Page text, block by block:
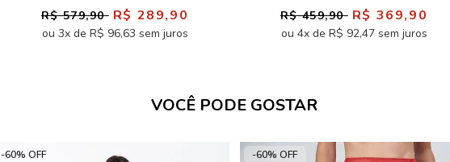
R$ 579,90 R$ 289,90
ou 3x de R$ 96,63 sem juros
R$ 459,90 R$ 369,90
ou 4x de R$ 92,47 sem juros
VOCÊ PODE GOSTAR
-60% OFF -60% OFF